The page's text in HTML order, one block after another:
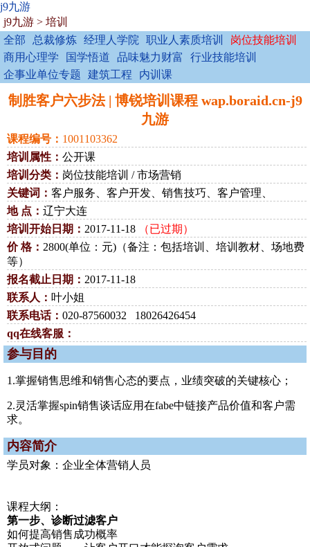
j9九游
j9九游 > 培训
全部
总裁修炼 经理人学院 职业人素质培训
岗位技能培训
商用心理学
国学悟道 品味魅力财富
行业技能培训
企事业单位专题
建筑工程 内训课
制胜客户六步法 | 博锐培训课程 wap.boraid.cn-j9
九游
课程编号： 1001103362
培训属性： 公开课
培训分类： 岗位技能培训 / 市场营销
关键词： 客户服务、客户开发、销售技巧、客户管理、
地 点： 辽宁大连
培训开始日期： 2017-11-18
（已过期）
价 格： 2800(单位：元)（备注：包括培训、培训教材、场地费
等）
报名截止日期： 2017-11-18
联系人： 叶小姐
联系电话： 020-87560032 18026426454
qq在线客服：
参与目的
1.掌握销售思维和销售心态的要点，业绩突破的关键核心；
2.灵活掌握spin销售谈话应用在fabe中链接产品价值和客户需
求。
内容简介
学员对象：企业全体营销人员
课程大纲：
第一步、诊断过滤客户
如何提高销售成功概率